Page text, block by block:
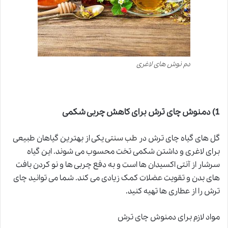
دم نوش های لاغری
1) دمنوش چای ترش برای کاهش چربی شکمی
گل های گیاه چای ترش در طب سنتییکی از بهترین گیاهان طبیعی
برای لاغری و داشتن شکمی تخت محسوب می شوند. این گیاه
سرشار از آنتی اکسیدان ها است و به دفع چربی ها و نو کردن بافت
های بدن و تقویت عضلات کمک زیادی می کند. شما می توانید چای
ترش را از عطاری ها تهیه کنید.
مواد لازم برای دمنوش چای ترش